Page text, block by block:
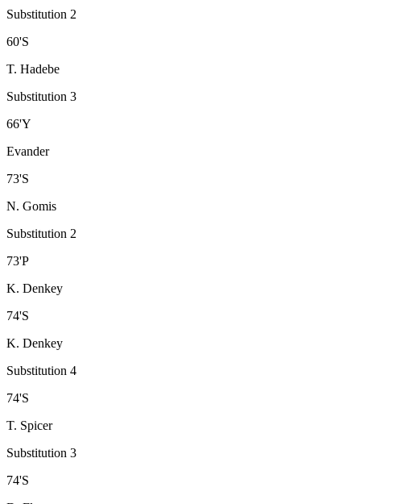
Substitution 2
60'S
T. Hadebe
Substitution 3
66'Y
Evander
73'S
N. Gomis
Substitution 2
73'P
K. Denkey
74'S
K. Denkey
Substitution 4
74'S
T. Spicer
Substitution 3
74'S